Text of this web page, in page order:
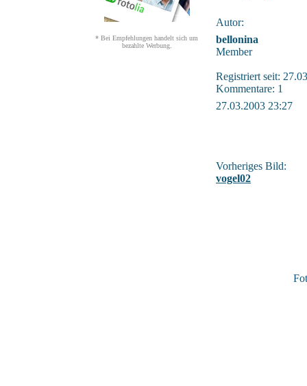
* Bei Empfehlungen handelt sich um
bezahlte Werbung.
Autor:
bellonina
Member
Registriert seit:
Kommentare: 1
27.03.2003 23:27
Vorheriges Bild:
vogel02